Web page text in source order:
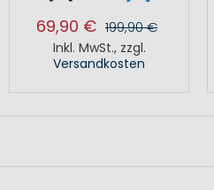
69,90 € 199,90 €
Inkl. MwSt., zzgl.
Versandkosten